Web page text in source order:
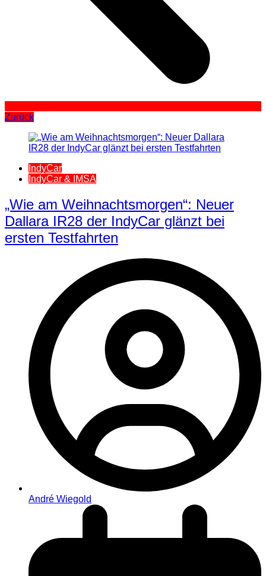
Zurück
IndyCar
IndyCar & IMSA
„Wie am Weihnachtsmorgen“: Neuer
Dallara IR28 der IndyCar glänzt bei
ersten Testfahrten
André Wiegold